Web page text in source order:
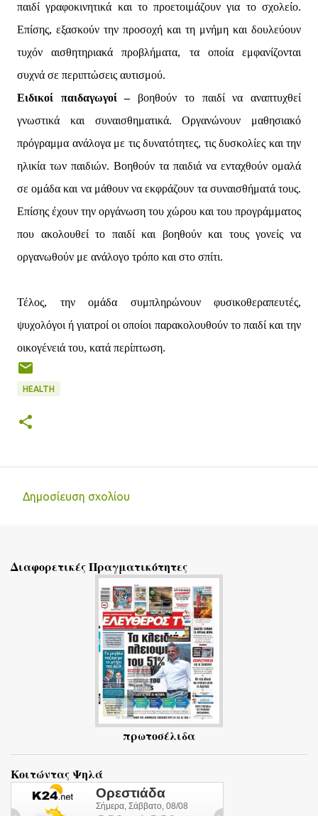
παιδί γραφοκινητικά και το προετοιμάζουν για το σχολείο.
Επίσης, εξασκούν την προσοχή και τη μνήμη και δουλεύουν
τυχόν αισθητηριακά προβλήματα, τα οποία εμφανίζονται
συχνά σε περιπτώσεις αυτισμού.
Ειδικοί παιδαγωγοί – βοηθούν το παιδί να αναπτυχθεί
γνωστικά και συναισθηματικά. Οργανώνουν μαθησιακό
πρόγραμμα ανάλογα με τις δυνατότητες, τις δυσκολίες και την
ηλικία των παιδιών. Βοηθούν τα παιδιά να ενταχθούν ομαλά
σε ομάδα και να μάθουν να εκφράζουν τα συναισθήματά τους.
Επίσης έχουν την οργάνωση του χώρου και του προγράμματος
που ακολουθεί το παιδί και βοηθούν και τους γονείς να
οργανωθούν με ανάλογο τρόπο και στο σπίτι.
Τέλος, την ομάδα συμπληρώνουν φυσικοθεραπευτές,
ψυχολόγοι ή γιατροί οι οποίοι παρακολουθούν το παιδί και την
οικογένειά του, κατά περίπτωση.
HEALTH
λ
Δημοσίευση σχολίου
Διαφορετικές Πραγματικότητες
πρωτοσέλιδα
Κοιτώντας Ψηλά